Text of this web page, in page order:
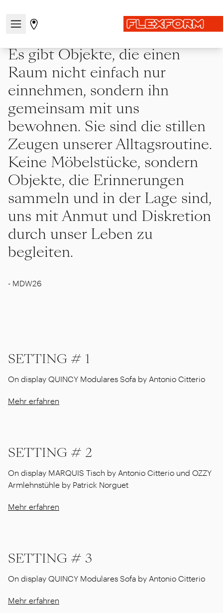
Navigationsmenü öffnen / schließen
Gehen Sie zur Store-Seite
Es gibt Objekte, die einen
Raum nicht einfach nur
einnehmen, sondern ihn
gemeinsam mit uns
bewohnen. Sie sind die stillen
Zeugen unserer Alltagsroutine.
Keine Möbelstücke, sondern
Objekte, die Erinnerungen
sammeln und in der Lage sind,
uns mit Anmut und Diskretion
durch unser Leben zu
begleiten.
- MDW26
SETTING # 1
On display QUINCY Modulares Sofa by Antonio Citterio
Mehr erfahren
SETTING # 2
On display MARQUIS Tisch by Antonio Citterio und OZZY
Armlehnstühle by Patrick Norguet
Mehr erfahren
SETTING # 3
On display QUINCY Modulares Sofa by Antonio Citterio
Mehr erfahren